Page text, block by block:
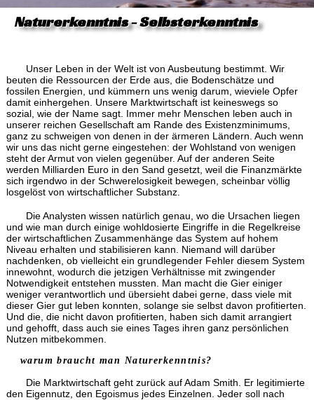
Naturerkenntnis - Selbsterkenntnis
Unser Leben in der Welt ist von Ausbeutung bestimmt. Wir
beuten die Ressourcen der Erde aus, die Bodenschätze und
fossilen Energien, und kümmern uns wenig darum, wieviele Opfer
damit einhergehen. Unsere Marktwirtschaft ist keineswegs so
sozial, wie der Name sagt. Immer mehr Menschen leben auch in
unserer reichen Gesellschaft am Rande des Existenzminimums,
ganz zu schweigen von denen in der ärmeren Ländern. Auch wenn
wir uns das nicht gerne eingestehen: der Wohlstand von wenigen
steht der Armut von vielen gegenüber. Auf der anderen Seite
werden Milliarden Euro in den Sand gesetzt, weil die Finanzmärkte
sich irgendwo in der Schwerelosigkeit bewegen, scheinbar völlig
losgelöst von wirtschaftlicher Substanz.
Die Analysten wissen natürlich genau, wo die Ursachen liegen
und wie man durch einige wohldosierte Eingriffe in die Regelkreise
der wirtschaftlichen Zusammenhänge das System auf hohem
Niveau erhalten und stabilisieren kann. Niemand will darüber
nachdenken, ob vielleicht ein grundlegender Fehler diesem System
innewohnt, wodurch die jetzigen Verhältnisse mit zwingender
Notwendigkeit entstehen mussten. Man macht die Gier einiger
weniger verantwortlich und übersieht dabei gerne, dass viele mit
dieser Gier gut leben konnten, solange sie selbst davon profitierten.
Und die, die nicht davon profitierten, haben sich damit arrangiert
und gehofft, dass auch sie eines Tages ihren ganz persönlichen
Nutzen mitbekommen.
warum braucht man Naturerkenntnis?
Die Marktwirtschaft geht zurück auf Adam Smith. Er legitimierte
den Eigennutz, den Egoismus jedes Einzelnen. Jeder soll nach